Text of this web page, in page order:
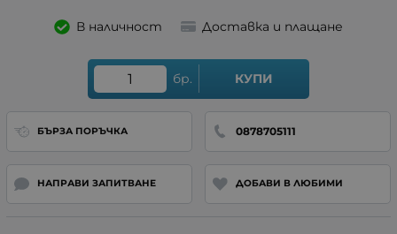
В наличност Доставка и плащане
бр. КУПИ
БЪРЗА ПОРЪЧКА 0878705111
НАПРАВИ ЗАПИТВАНЕ ДОБАВИ В ЛЮБИМИ